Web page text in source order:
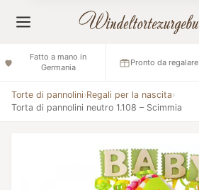
Fatto a mano in
Germania
Pronto da regalare
Torte di pannolini›Regali per la nascita›
Torta di pannolini neutro 1.108 – Scimmia